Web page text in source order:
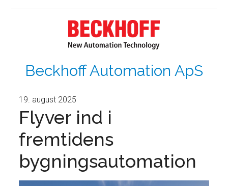
Beckhoff Automation ApS
19. august 2025
Flyver ind i
fremtidens
bygningsautomation